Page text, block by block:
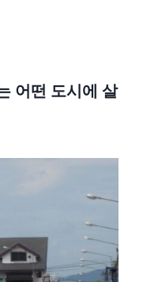
어떤 도시에 살